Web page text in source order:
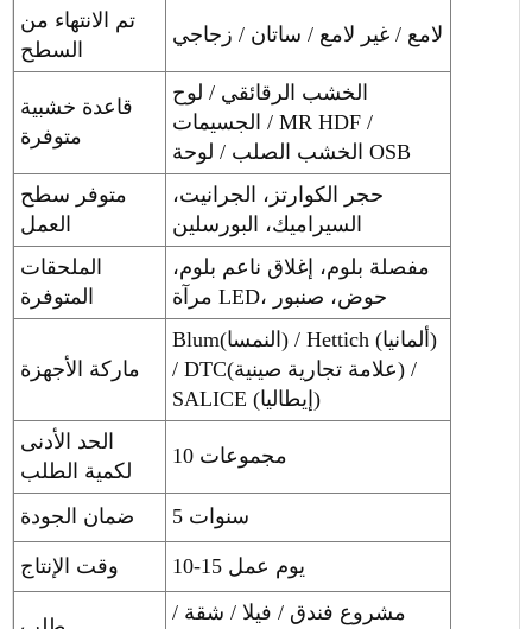
تم الانتهاء من
السطح
لامع / غير لامع / ساتان / زجاجي
قاعدة خشبية
متوفرة
الخشب الرقائقي / لوح
الجسيمات / MR HDF /
الخشب الصلب / لوحة OSB
متوفر سطح
العمل
حجر الكوارتز، الجرانيت،
السيراميك، البورسلين
الملحقات
المتوفرة
مفصلة بلوم، إغلاق ناعم بلوم،
مرآة LED، حوض، صنبور
ماركة الأجهزة
Blum(النمسا) / Hettich (ألمانيا)
/ DTC(علامة تجارية صينية) /
SALICE (إيطاليا)
الحد الأدنى
لكمية الطلب
10 مجموعات
ضمان الجودة 5 سنوات
وقت الإنتاج 10-15 يوم عمل
مشروع فندق / فيلا / شقة /